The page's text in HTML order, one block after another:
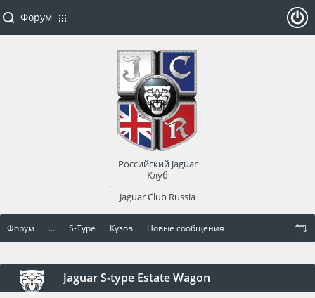
Форум ... S-Type Кузов Новые сообщения
Jaguar S-type Estate Wagon
Форум
Российский Jaguar
Клуб
Jaguar Club Russia
оват